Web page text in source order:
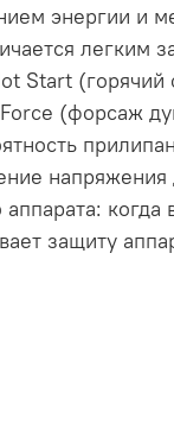
энергии и
легким
(горячий
(форсаж
защиту